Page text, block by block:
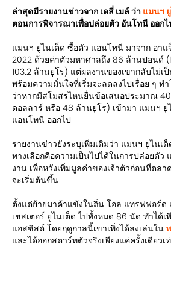
ล่าสุดมีรายงานข่าวจาก เดลี่ เมล์ ว่า แมนฯ
ตอนการพิจารณาเพื่อปล่อยตัว อันโทนี ออก
แมนฯ ยูไนเต็ด ซื้อตัว แอนโทนี มาจาก อาแ
2022 ด้วยค่าตัวมหาศาลถึง 86 ล้านปอนด์
103.2 ล้านยูโร) แต่ผลงานของเขากลับไม่เ
พร้อมความมั่นใจที่เริ่มจะลดลงไปเรื่อย ๆ ท
ว่าหากมีสโมสรไหนยื่นข้อเสนอประมาณ
ดอลลาร์ หรือ 48 ล้านยูโร) เข้ามา แมนฯ ยู
แอนโทนี ออกไป
รายงานข่าวยังระบุเพิ่มเติมว่า แมนฯ ยูไนเ
ทางเลือกคือความเป็นไปได้ในการปล่อยตั
งาน เพื่อหวังเพิ่มมูลค่าของเจ้าตัวก่อนที่ตล
จะเริ่มต้นขึ้น
ตั้งแต่ย้ายมาค้าแข้งในถิ่น โอล แทรฟฟอร์
เชสเตอร์ ยูไนเต็ด ไปทั้งหมด 86 นัด ทำได้เ
แอสซิสต์ โดยฤดูกาลนี้เขาเพิ่งได้ลงเล่นใน
และได้ออกสตาร์ทตัวจริงเพียงแค่ครั้งเดียวเ